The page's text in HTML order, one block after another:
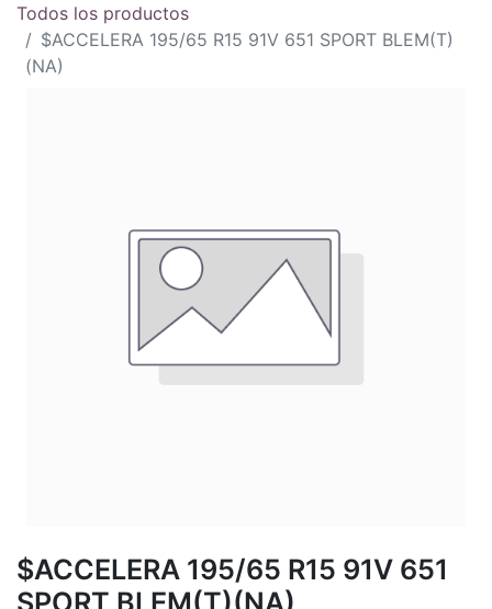
Todos los productos
$ACCELERA 195/65 R15 91V 651 SPORT BLEM(T)
(NA)
$ACCELERA 195/65 R15 91V 651
SPORT BLEM(T)(NA)